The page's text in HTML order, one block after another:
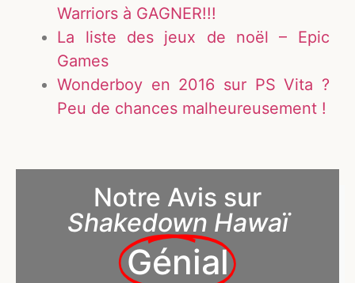
Warriors à GAGNER!!!
La liste des jeux de noël – Epic
Games
Wonderboy en 2016 sur PS Vita ?
Peu de chances malheureusement !
Notre Avis sur
Shakedown Hawaï
Génial